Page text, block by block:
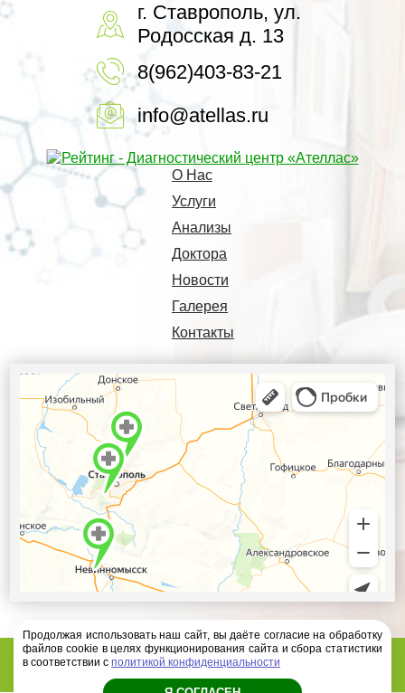
г. Ставрополь, ул.
Родосская д. 13
8(962)403-83-21
info@atellas.ru
О Нас
Услуги
Анализы
Доктора
Новости
Галерея
Контакты
Диагностический центр Ателлас - 2026 год
Продолжая использовать наш сайт, вы даёте согласие на обработку
файлов cookie в целях функционирования сайта и сбора статистики
в соответствии с политикой конфиденциальности